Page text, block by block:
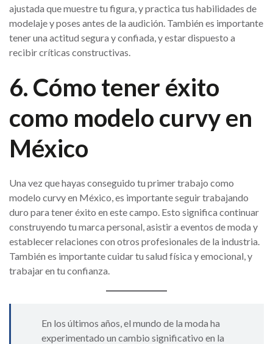
ajustada que muestre tu figura, y practica tus habilidades de
modelaje y poses antes de la audición. También es importante
tener una actitud segura y confiada, y estar dispuesto a
recibir críticas constructivas.
6. Cómo tener éxito
como modelo curvy en
México
Una vez que hayas conseguido tu primer trabajo como
modelo curvy en México, es importante seguir trabajando
duro para tener éxito en este campo. Esto significa continuar
construyendo tu marca personal, asistir a eventos de moda y
establecer relaciones con otros profesionales de la industria.
También es importante cuidar tu salud física y emocional, y
trabajar en tu confianza.
En los últimos años, el mundo de la moda ha
experimentado un cambio significativo en la